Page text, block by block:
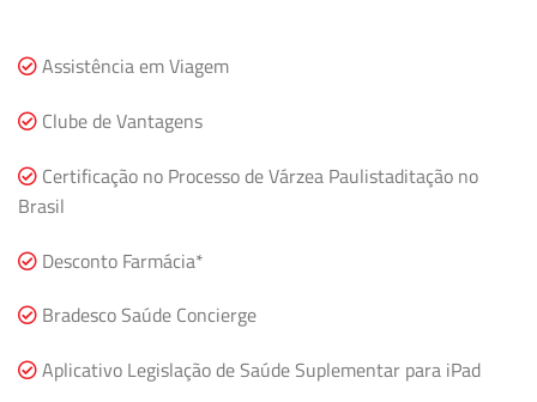
Assistência em Viagem
Clube de Vantagens
Certificação no Processo de Várzea Paulistaditação no
Brasil
Desconto Farmácia*
Bradesco Saúde Concierge
Aplicativo Legislação de Saúde Suplementar para iPad